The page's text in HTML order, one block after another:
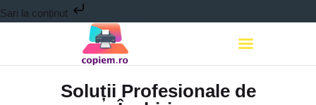
Sari la conținut
Închiriere imprimante, copiatoare & multifunctionale
Soluții Profesionale de